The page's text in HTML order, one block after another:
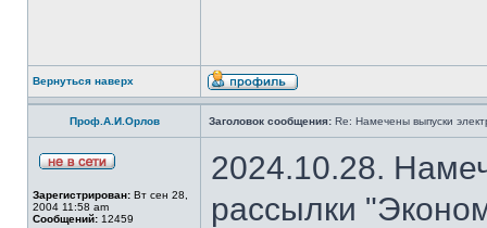
Вернуться наверх
Проф.А.И.Орлов Заголовок сообщения: Re: Намечены выпуски
Зарегистрирован: Вт сен 28,
2004 11:58 am
Сообщений: 12459
2024.10.28.
рассылки